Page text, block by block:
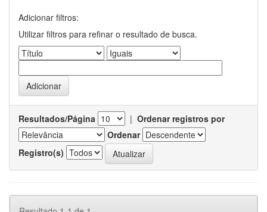
Adicionar filtros:
Utilizar filtros para refinar o resultado de busca.
Resultados/Página | Ordenar registros por
Ordenar
Registro(s)